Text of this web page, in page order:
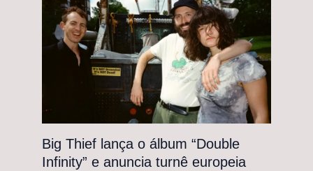
Big Thief lança o álbum “Double
Infinity” e anuncia turnê europeia